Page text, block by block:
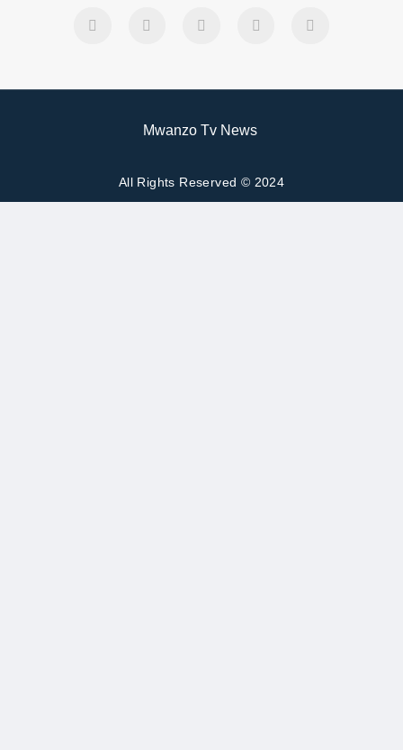
Mwanzo Tv News
All Rights Reserved © 2024